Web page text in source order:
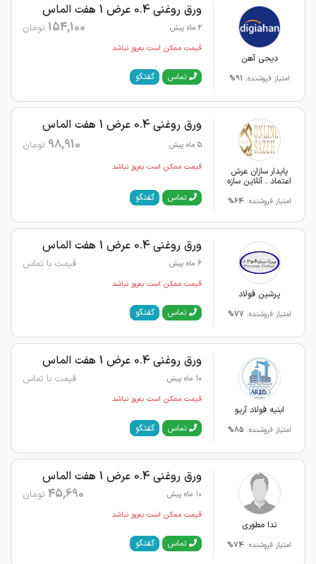
دیجی آهن
امتیاز فروشنده: 91%
ورق روغنی 0.4 عرض 1 هفت الماس
2 ماه پیش 154,100 تومان
قیمت ممکن است به‌روز نباشد
تماس گفتگو
پایدار سازان عرش
اعتماد . آنلاین سازه
امتیاز فروشنده:64%
ورق روغنی 0.4 عرض 1 هفت الماس
5 ماه پیش 98,910 تومان
قیمت ممکن است به‌روز نباشد
تماس گفتگو
پرشین فولاد
امتیاز فروشنده: 77%
ورق روغنی 0.4 عرض 1 هفت الماس
6 ماه پیش قیمت با تماس
قیمت ممکن است به‌روز نباشد
تماس گفتگو
ابنیه فولاد آریو
امتیاز فروشنده: 85%
ورق روغنی 0.4 عرض 1 هفت الماس
10 ماه پیش قیمت با تماس
قیمت ممکن است به‌روز نباشد
تماس گفتگو
ندا مطوری
امتیاز فروشنده: 74%
ورق روغنی 0.4 عرض 1 هفت الماس
10 ماه پیش 45,690 تومان
قیمت ممکن است به‌روز نباشد
تماس گفتگو